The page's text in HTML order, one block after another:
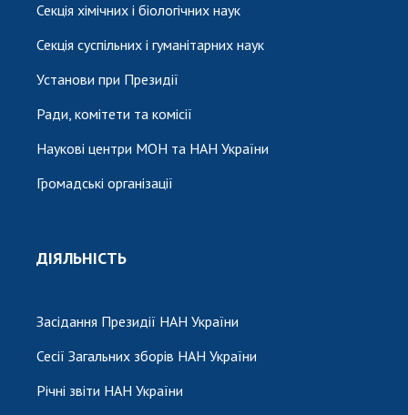
Секція хімічних і біологічних наук
Секція суспільних і гуманітарних наук
Установи при Президії
Ради, комітети та комісії
Наукові центри МОН та НАН України
Громадські організації
ДІЯЛЬНІСТЬ
Засідання Президії НАН України
Сесії Загальних зборів НАН України
Річні звіти НАН України